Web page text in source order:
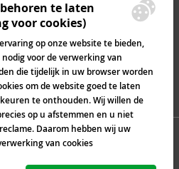
te laten
voor cookies)
op onze website te bieden,
voor de verwerking van
die tijdelijk in uw browser worden
om de website goed te laten
te onthouden. Wij willen de
op u afstemmen en u niet
Daarom hebben wij uw
van cookies